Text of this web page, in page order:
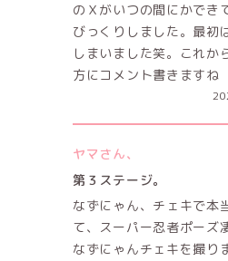
のＸがいつの間にかでき
びっくりしました。最初
しまいました笑。これか
方にコメント書きますね
ヤマさん、
第３ステージ。
なずにゃん、チェキで本
て、スーパー忍者ポーズ
なずにゃんチェキを撮り